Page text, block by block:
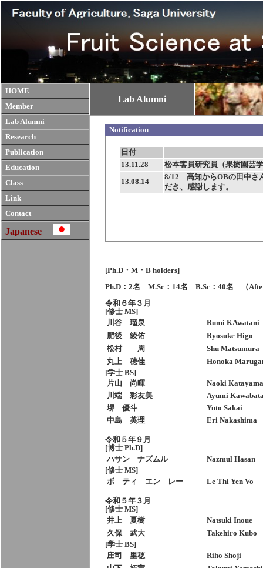
HOME
Member
Lab Alumni
Research
Publication
Education
Class
Link
Contact
Japanese
Lab Alumni
Notification
[Ph.D・M・B holders]
Ph.D：2名 M.Sc：14名 B.Sc：40名 （
令和６年３月
[修士 MS]
川谷 瑠泉
Rumi KAwatani
肥後 綾佑
Ryosuke Higo
松村 周
Shu Matsumura
丸上 穂佳
Honoka
[学士 BS]
片山 尚暉
Naoki Katayama
川端 彩友美
Ayumi
堺 優斗
Yuto Sakai
中島 英理
Eri Nakashima
令和５年９月
[博士 Ph.D]
ハサン ナズムル Nazmul Hasan
[修士 MS]
ボ ティ エン レー Le Thi Yen Vo
令和５年３月
[修士 MS]
井上 夏樹
Natsuki Inoue
久保 武大
Takehiro Kubo
[学士 BS]
庄司 里穂
Riho Shoji